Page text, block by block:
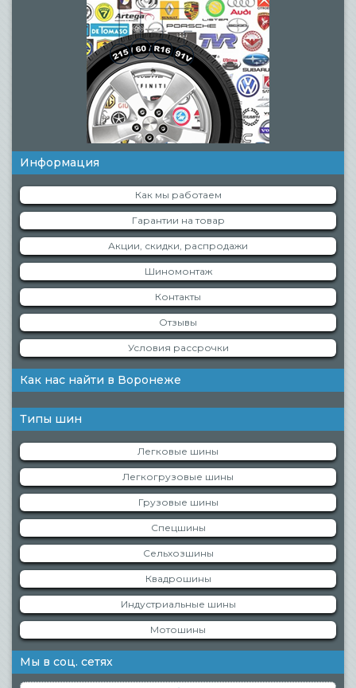
Информация
Как мы работаем
Гарантии на товар
Акции, скидки, распродажи
Шиномонтаж
Контакты
Отзывы
Условия рассрочки
Как нас найти в Воронеже
Типы шин
Легковые шины
Легкогрузовые шины
Грузовые шины
Спецшины
Сельхозшины
Квадрошины
Индустриальные шины
Мотошины
Мы в соц. сетях